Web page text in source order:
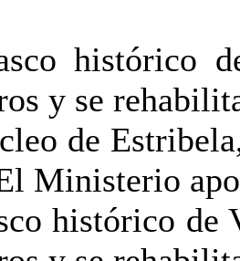
histórico
y se
de
Ministerio
histórico de